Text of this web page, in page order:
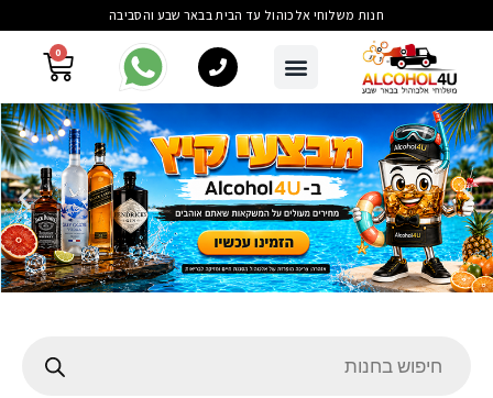
חנות משלוחי אלכוהול עד הבית בבאר שבע והסביבה
0